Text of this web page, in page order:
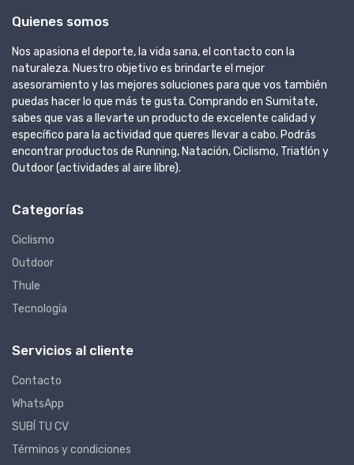
Quienes somos
Nos apasiona el deporte, la vida sana, el contacto con la
naturaleza. Nuestro objetivo es brindarte el mejor
asesoramiento y las mejores soluciones para que vos también
puedas hacer lo que más te gusta. Comprando en Sumitate,
sabes que vas a llevarte un producto de excelente calidad y
específico para la actividad que queres llevar a cabo. Podrás
encontrar productos de Running, Natación, Ciclismo, Triatlón y
Outdoor (actividades al aire libre).
Categorías
Ciclismo
Outdoor
Thule
Tecnología
Servicios al cliente
Contacto
WhatsApp
SUBÍ TU CV
Términos y condiciones